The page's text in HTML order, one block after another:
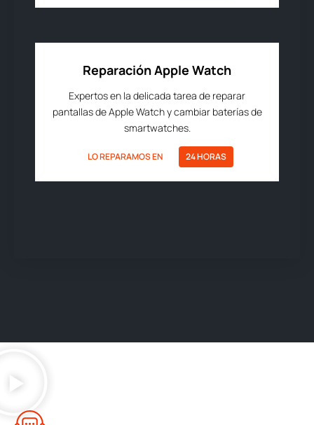
Reparación Apple Watch
Expertos en la delicada tarea de reparar
pantallas de Apple Watch y cambiar baterías de
smartwatches.
LO REPARAMOS EN 24 HORAS